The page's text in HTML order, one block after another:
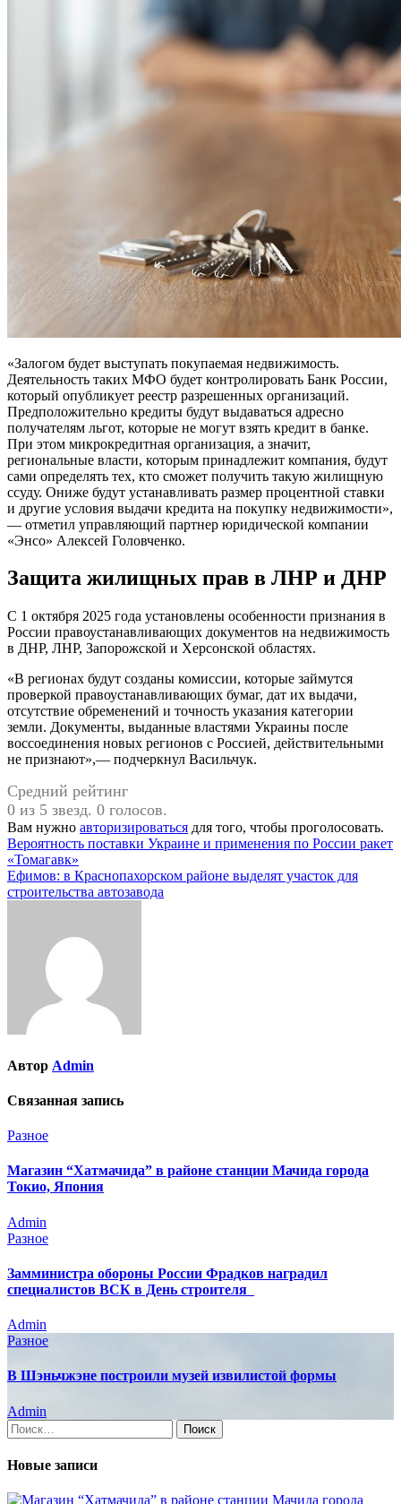
«Залогом будет выступать покупаемая недвижимость.
Деятельность таких МФО будет контролировать Банк России,
который опубликует реестр разрешенных организаций.
Предположительно кредиты будут выдаваться адресно
получателям льгот, которые не могут взять кредит в банке.
При этом микрокредитная организация, а значит,
региональные власти, которым принадлежит компания, будут
сами определять тех, кто сможет получить такую жилищную
ссуду. Ониже будут устанавливать размер процентной ставки
и другие условия выдачи кредита на покупку недвижимости»,
— отметил управляющий партнер юридической компании
«Энсо» Алексей Головченко.
Защита жилищных прав в ЛНР и ДНР
С 1 октября 2025 года установлены особенности признания в
России правоустанавливающих документов на недвижимость
в ДНР, ЛНР, Запорожской и Херсонской областях.
«В регионах будут созданы комиссии, которые займутся
проверкой правоустанавливающих бумаг, дат их выдачи,
отсутствие обременений и точность указания категории
земли. Документы, выданные властями Украины после
воссоединения новых регионов с Россией, действительными
не признают»,— подчеркнул Васильчук.
Средний рейтинг
0 из 5 звезд. 0 голосов.
Вам нужно авторизироваться для того, чтобы проголосовать.
Навигация
по
записям
Вероятность поставки Украине и применения по России ракет
«Томагавк»
Ефимов: в Краснопахорском районе выделят участок для
строительства автозавода
Автор Admin
Связанная запись
Разное
Магазин “Хатмачида” в районе станции Мачида города
Токио, Япония
Admin
Разное
Замминистра обороны России Фрадков наградил
специалистов ВСК в День строителя
Admin
Разное
В Шэньчжэне построили музей извилистой формы
Admin
Найти:
Новые записи